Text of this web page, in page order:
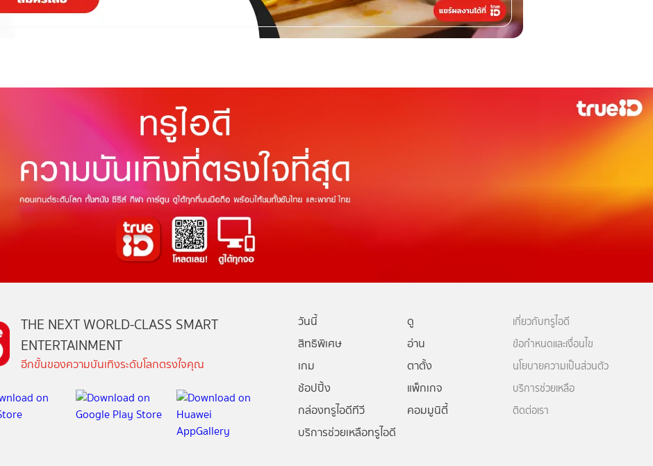
THE NEXT WORLD-CLASS SMART
ENTERTAINMENT
อีกขั้นของความบันเทิงระดับโลกตรงใจคุณ
วันนี้
ดู
สิทธิพิเศษ
อ่าน
เกม
ตาตั้ง
ช้อปปิ้ง
แพ็กเกจ
กล่องทรูไอดีทีวี
คอมมูนิตี้
บริการช่วยเหลือทรูไอดี
เกี่ยวกับทรูไอดี
ข้อกำหนดและเงื่อนไข
นโยบายความเป็นส่วนตัว
บริการช่วยเหลือ
ติดต่อเรา